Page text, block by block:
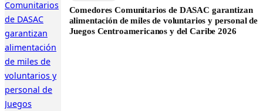
Comedores Comunitarios de DASAC garantizan
alimentación de miles de voluntarios y personal de
Juegos Centroamericanos y del Caribe 2026